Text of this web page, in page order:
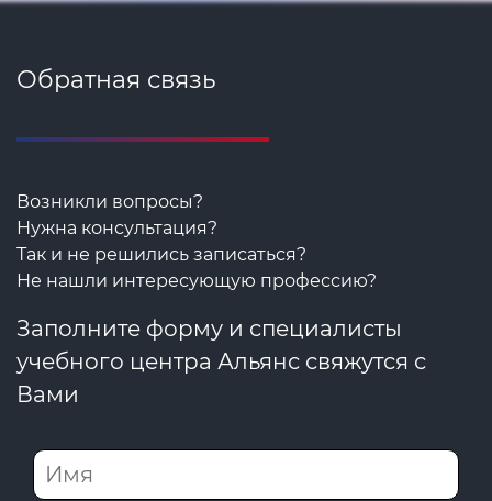
Обратная связь
Возникли вопросы?
Нужна консультация?
Так и не решились записаться?
Не нашли интересующую профессию?
Заполните форму и специалисты
учебного центра Альянс свяжутся с
Вами